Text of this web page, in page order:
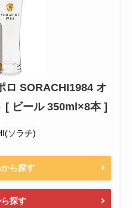
ロ SORACHI1984 オ
[ ビール 350ml×8本 ]
ソラチ)
ら探す
探す